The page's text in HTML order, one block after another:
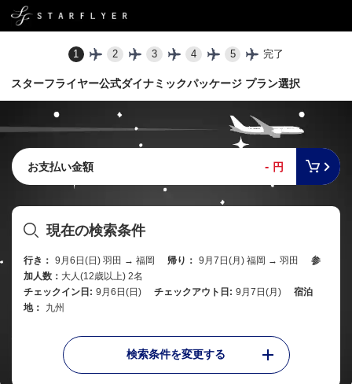
1 2 3 4 5 完了
スターフライヤー公式ダイナミックパッケージ プラン選択
お支払い金額 - 円
現在の検索条件
行き： 9月6日(日) 羽田 → 福岡 帰り： 9月7日(月) 福岡 → 羽田
参
加人数： 大人(12歳以上) 2名
チェックイン日: 9月6日(日) チェックアウト日: 9月7日(月)
宿泊
地：
九州
検索条件を変更する